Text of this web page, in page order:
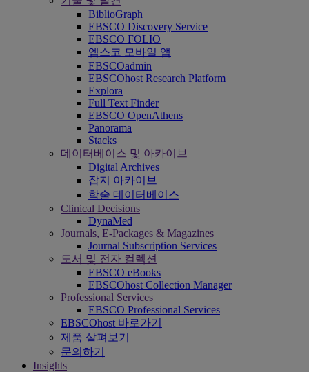
BiblioGraph
EBSCO Discovery Service
EBSCO FOLIO
엡스코 모바일 앱
EBSCOadmin
EBSCOhost Research Platform
Explora
Full Text Finder
EBSCO OpenAthens
Panorama
Stacks
데이터베이스 및 아카이브
Digital Archives
잡지 아카이브
학술 데이터베이스
Clinical Decisions
DynaMed
Journals, E-Packages & Magazines
Journal Subscription Services
도서 및 전자 컬렉션
EBSCO eBooks
EBSCOhost Collection Manager
Professional Services
EBSCO Professional Services
EBSCOhost 바로가기
제품 살펴보기
문의하기
Insights